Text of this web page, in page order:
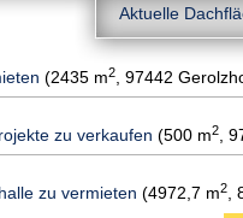
Aktuelle
(2435 m2 , 97442
zu verkaufen (500 m2 ,
zu vermieten (4972,7 m2